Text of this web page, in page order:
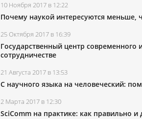
10 Ноября 2017 в 12:22
Почему наукой интересуются меньше,
25 Октября 2017 в 16:39
Государственный центр современного
сотрудничестве
21 Августа 2017 в 13:53
С научного языка на человеческий:
2 Марта 2017 в 12:30
SciComm на практике: как правильно